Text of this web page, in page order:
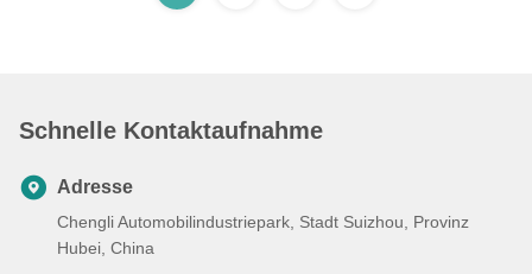
Schnelle Kontaktaufnahme
Adresse
Chengli Automobilindustriepark, Stadt Suizhou, Provinz
Hubei, China